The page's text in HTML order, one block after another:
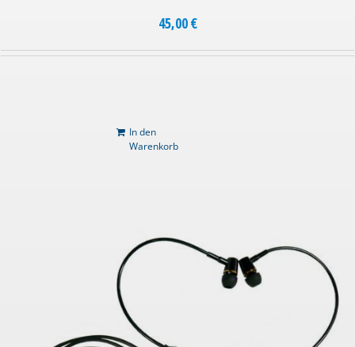
45,00€
In den
Warenkorb